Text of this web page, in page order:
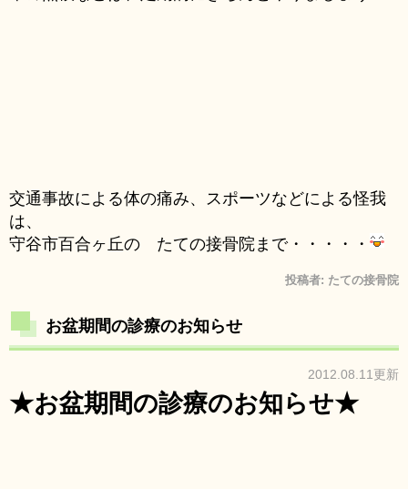
交通事故による体の痛み、スポーツなどによる怪我
は、
守谷市百合ヶ丘の たての接骨院まで・・・・・
投稿者: たての接骨院
お盆期間の診療のお知らせ
2012.08.11更新
★お盆期間の診療のお知らせ★